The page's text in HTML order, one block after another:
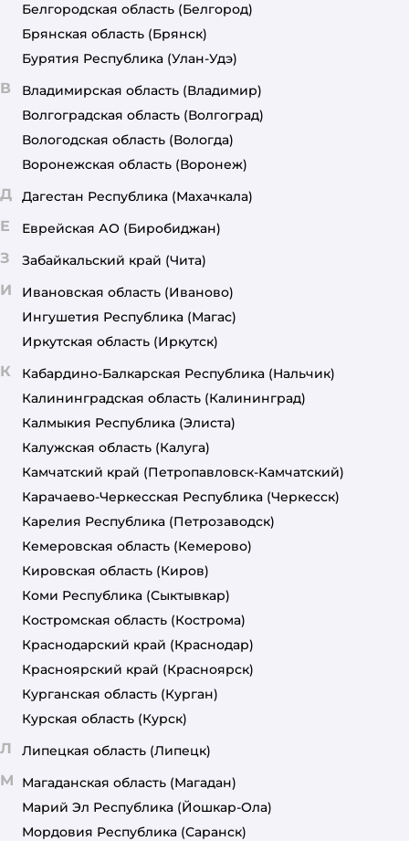
Белгородская область (Белгород)
Брянская область (Брянск)
Бурятия Республика (Улан-Удэ)
В Владимирская область (Владимир)
Волгоградская область (Волгоград)
Вологодская область (Вологда)
Воронежская область (Воронеж)
Д Дагестан Республика (Махачкала)
Е Еврейская АО (Биробиджан)
З Забайкальский край (Чита)
И Ивановская область (Иваново)
Ингушетия Республика (Магас)
Иркутская область (Иркутск)
К Кабардино-Балкарская Республика (Нальчик)
Калининградская область (Калининград)
Калмыкия Республика (Элиста)
Калужская область (Калуга)
Камчатский край (Петропавловск-Камчатский)
Карачаево-Черкесская Республика (Черкесск)
Карелия Республика (Петрозаводск)
Кемеровская область (Кемерово)
Кировская область (Киров)
Коми Республика (Сыктывкар)
Костромская область (Кострома)
Краснодарский край (Краснодар)
Красноярский край (Красноярск)
Курганская область (Курган)
Курская область (Курск)
Л Липецкая область (Липецк)
М Магаданская область (Магадан)
Марий Эл Республика (Йошкар-Ола)
Мордовия Республика (Саранск)